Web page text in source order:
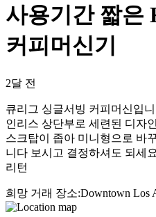
사용기간 짧은
커피머신기
2달 전
큐리그 싱글서빙 커피머신입
인리스 상단부로 세련된 디자
스크탑이 좁아 미니형으로 바
니다 보시고 결정하셔도 되세
리턴
희망 거래 장소:Downtown Los